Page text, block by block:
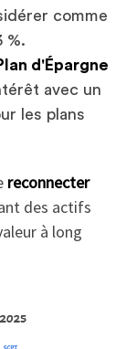
comme
%.
d'Épargne
avec un
les plans
reconnecter
des actifs
à long